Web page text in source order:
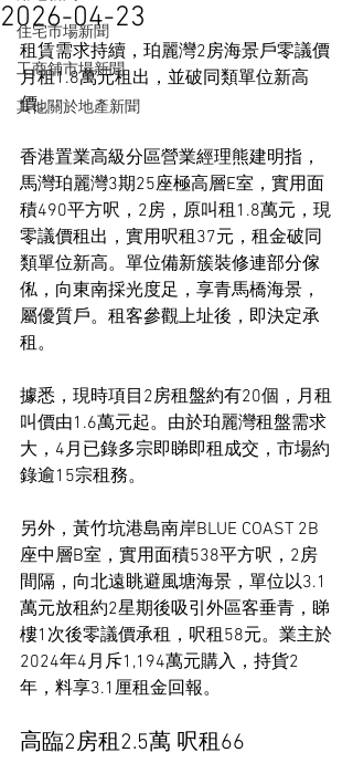
住宅市場新聞
工商舖市場新聞
其他關於地產新聞
2026-04-23
租賃需求持續，珀麗灣2房海景戶零議價
月租1.8萬元租出，並破同類單位新高
價。
香港置業高級分區營業經理熊建明指，
馬灣珀麗灣3期25座極高層E室，實用面
積490平方呎，2房，原叫租1.8萬元，現
零議價租出，實用呎租37元，租金破同
類單位新高。單位備新簇裝修連部分傢
俬，向東南採光度足，享青馬橋海景，
屬優質戶。租客參觀上址後，即決定承
租。
據悉，現時項目2房租盤約有20個，月租
叫價由1.6萬元起。由於珀麗灣租盤需求
大，4月已錄多宗即睇即租成交，市場約
錄逾15宗租務。
另外，黃竹坑港島南岸BLUE COAST 2B
座中層B室，實用面積538平方呎，2房
間隔，向北遠眺避風塘海景，單位以3.1
萬元放租約2星期後吸引外區客垂青，睇
樓1次後零議價承租，呎租58元。業主於
2024年4月斥1,194萬元購入，持貨2
年，料享3.1厘租金回報。
高臨2房租2.5萬 呎租66